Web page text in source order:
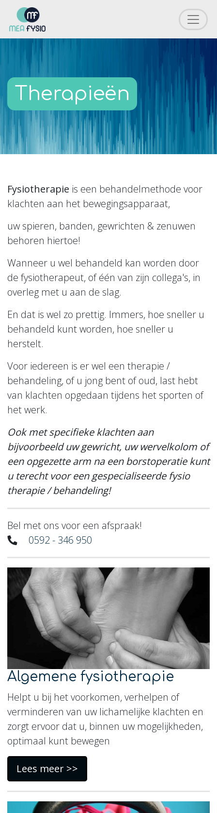
Therapieën
Fysiotherapie is een behandelmethode voor
klachten aan het bewegingsapparaat,
uw spieren, banden, gewrichten & zenuwen
behoren hiertoe!
Wanneer u wel behandeld kan worden door
de fysiotherapeut, of één van zijn collega's, in
overleg met u aan de slag.
En dat is wel zo prettig. Immers, hoe sneller u
behandeld kunt worden, hoe sneller u
herstelt.
Voor iedereen is er wel een therapie /
behandeling, of u jong bent of oud, last hebt
van klachten opgedaan tijdens het sporten of
het werk.
Ook met specifieke klachten aan
bijvoorbeeld uw gewricht, uw wervelkolom of
een opgezette arm na een borstoperatie kunt
u terecht voor een gespecialiseerde fysio
therapie / behandeling!
Bel met ons voor een afspraak!
0592 - 346 950
Algemene fysiotherapie
Helpt u bij het voorkomen, verhelpen of
verminderen van uw lichamelijke klachten en
zorgt ervoor dat u, binnen uw mogelijkheden,
optimaal kunt bewegen
Lees meer >>